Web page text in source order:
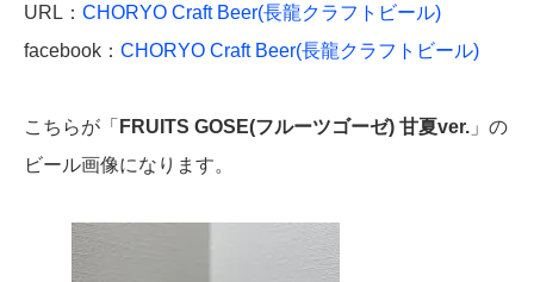
URL： CHORYO Craft Beer(長龍クラフトビール)
facebook： CHORYO Craft Beer(長龍クラフトビール)
こちらが「 FRUITS GOSE(フルーツゴーゼ) 甘夏ver. 」の
ビール画像になります。